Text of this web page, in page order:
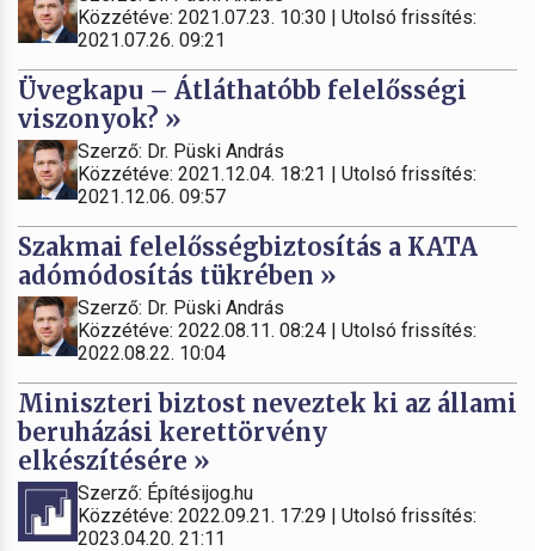
Közzétéve: 2021.07.23. 10:30 | Utolsó frissítés:
2021.07.26. 09:21
Üvegkapu – Átláthatóbb felelősségi
viszonyok? »
Szerző: Dr. Püski András
Közzétéve: 2021.12.04. 18:21 | Utolsó frissítés:
2021.12.06. 09:57
Szakmai felelősségbiztosítás a KATA
adómódosítás tükrében »
Szerző: Dr. Püski András
Közzétéve: 2022.08.11. 08:24 | Utolsó frissítés:
2022.08.22. 10:04
Miniszteri biztost neveztek ki az állami
beruházási kerettörvény
elkészítésére »
Szerző: Építésijog.hu
Közzétéve: 2022.09.21. 17:29 | Utolsó frissítés:
2023.04.20. 21:11